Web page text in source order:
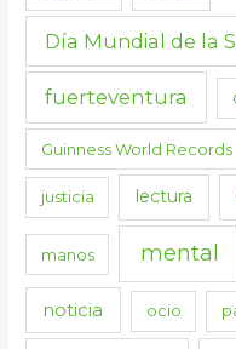
Día Mundial de la
fuerteventura
Guinness World Records
justicia lectura
manos mental
noticia ocio